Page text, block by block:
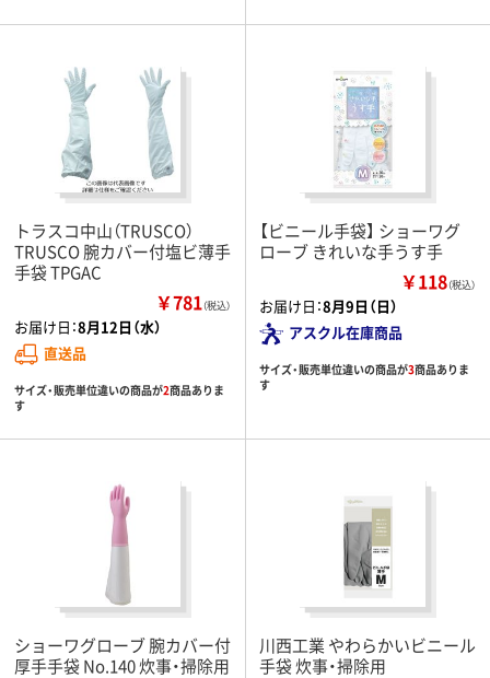
トラスコ中山（TRUSCO）
TRUSCO 腕カバー付塩ビ薄手
手袋 TPGAC
￥781（税込）
お届け日：8月12日（水）
直送品
サイズ・販売単位違いの商品が2商品ありま
す
【ビニール手袋】 ショーワグ
ローブ きれいな手うす手
￥118（税込）
お届け日：8月9日（日）
アスクル在庫商品
サイズ・販売単位違いの商品が3商品ありま
す
ショーワグローブ 腕カバー付
厚手手袋 No.140 炊事・掃除用
川西工業 やわらかいビニール
手袋 炊事・掃除用